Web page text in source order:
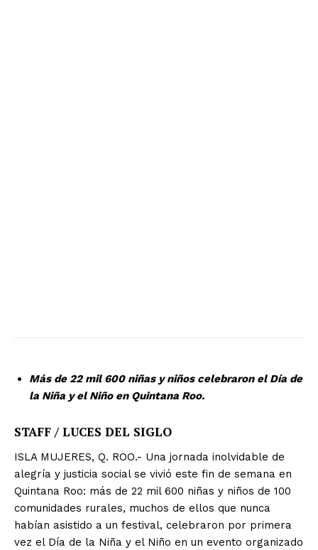
Más de 22 mil 600 niñas y niños celebraron el Día de
la Niña y el Niño en Quintana Roo.
STAFF / LUCES DEL SIGLO
ISLA MUJERES, Q. ROO.- Una jornada inolvidable de
alegría y justicia social se vivió este fin de semana en
Quintana Roo: más de 22 mil 600 niñas y niños de 100
comunidades rurales, muchos de ellos que nunca
habían asistido a un festival, celebraron por primera
vez el Día de la Niña y el Niño en un evento organizado